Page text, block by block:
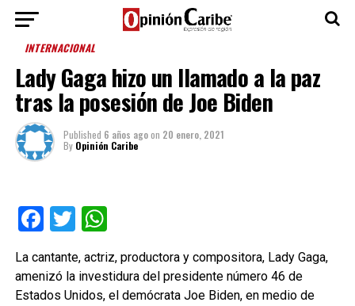
INTERNACIONAL
Lady Gaga hizo un llamado a la paz
tras la posesión de Joe Biden
Published 6 años agoon 20 enero, 2021
By Opinión Caribe
Facebook
TwitterWhatsApp
La cantante, actriz, productora y compositora, Lady Gaga,
amenizó la investidura del presidente número 46 de
Estados Unidos, el demócrata Joe Biden, en medio de